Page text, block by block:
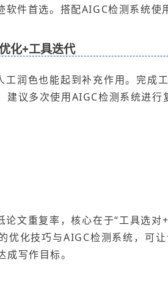
软件首选。搭配AIGC检测系统
化+工具迭代
工润色也能起到补充作用。完成
建议多次使用AIGC检测系统进行
文重复率，核心在于“工具选对+
优化技巧与AIGC检测系统，可
写作目标。